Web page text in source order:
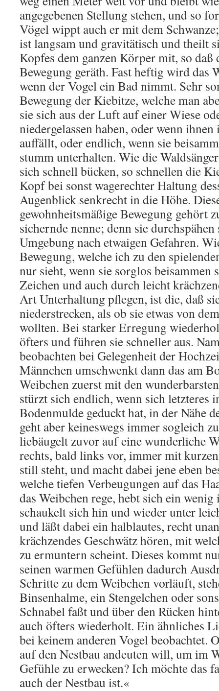
angegebenen Stellung stehen, und so
Vögel wippt auch er mit dem
ist langsam und gravitätisch und theilt
Kopfes dem ganzen Körper mit, so daß
Bewegung geräth. Fast heftig wird das
wenn der Vogel ein Bad nimmt. Sehr
Bewegung der Kiebitze, welche man
sie sich aus der Luft auf einer Wiese
niedergelassen haben, oder wenn ihnen
auffällt, oder endlich, wenn sie
stumm unterhalten. Wie die
sich schnell bücken, so schnellen die
Kopf bei sonst wagerechter Haltung
Augenblick senkrecht in die Höhe.
gewohnheitsmäßige Bewegung gehört
sichernde nenne; denn sie
Umgebung nach etwaigen Gefahren.
Bewegung, welche ich zu den
nur sieht, wenn sie sorglos beisammen
Zeichen und auch durch leicht
Art Unterhaltung pflegen, ist die, daß
niederstrecken, als ob sie etwas von
wollten. Bei starker Erregung
öfters und führen sie schneller aus.
beobachten bei Gelegenheit der
Männchen umschwenkt dann das am
Weibchen zuerst mit den
stürzt sich endlich, wenn sich letzteres
Bodenmulde geduckt hat, in der Nähe
geht aber keineswegs immer sogleich
liebäugelt zuvor auf eine wunderliche
rechts, bald links vor, immer mit kurzen
still steht, und macht dabei jene eben
welche tiefen Verbeugungen auf das
das Weibchen rege, hebt sich ein wenig
schaukelt sich hin und wieder unter
und läßt dabei ein halblautes, recht
krächzendes Geschwätz hören, mit
zu ermuntern scheint. Dieses kommt
seinen warmen Gefühlen dadurch
Schritte zu dem Weibchen vorläuft,
Binsenhalme, ein Stengelchen oder
Schnabel faßt und über den Rücken
auch öfters wiederholt. Ein ähnliches
bei keinem anderen Vogel beobachtet.
auf den Nestbau andeuten will, um im
Gefühle zu erwecken? Ich möchte das
auch der Nestbau ist.«